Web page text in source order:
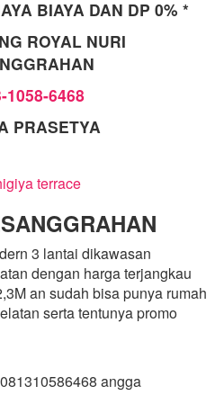
BIAYA DAN DP 0% *
ROYAL NURI
1058-6468
PRASETYA
3 lantai dikawasan
dengan harga terjangkau
an sudah bisa punya rumah
serta tentunya promo
angga